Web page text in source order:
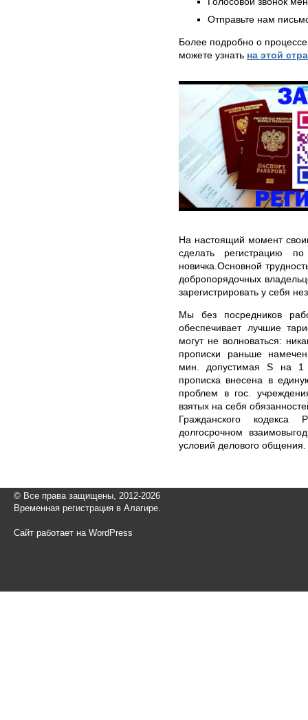
Отправьте нам
Более подробно о
можете узнать на этой
На настоящий момент
сделать регистрацию
новичка.Основной
добропорядочных
зарегистрировать у себя
Мы без посредников
обеспечивает лучшие
могут не волноваться:
прописки раньше
мин. допустимая S на
прописка внесена в
проблем в гос.
взятых на себя
Гражданского
долгосрочном
условий делового общения.
© Все права защищены, 2012-2026
Временная регистрация в Алагире.
Сайт работает на WordPress